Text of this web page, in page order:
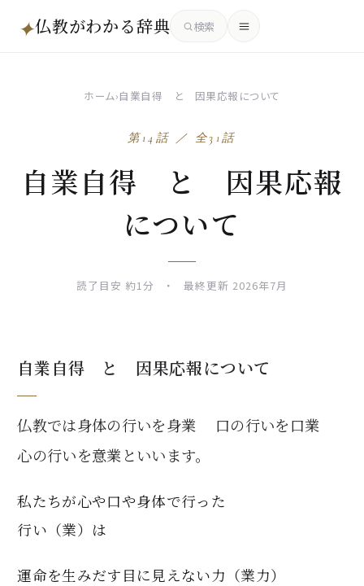
✦仏教がわかる辞典 検索
ホーム›自業自得 と 因果応報について
第14話 ／ 全31話
自業自得 と 因果応報
について
読了目安 約1分 ・ 最終更新 2026年7月
自業自得 と 因果応報について
仏教では身体の行いを身業 口の行いを口業
心の行いを意業といいます。
私たちが心や口や身体で行った
行い（業）は
運命を生みだす目に見えない力（業力）